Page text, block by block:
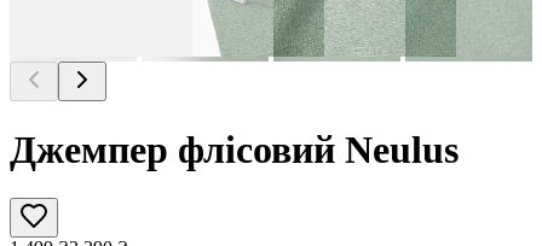
Джемпер флісовий Neulus